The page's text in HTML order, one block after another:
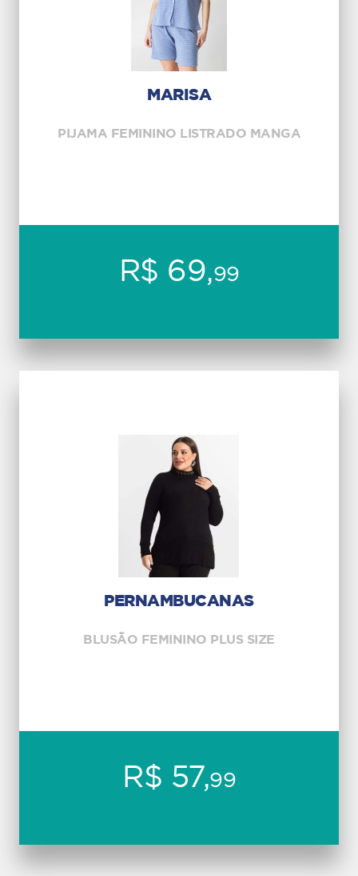
MARISA
PIJAMA FEMININO LISTRADO MANGA
R$ 69,99
PERNAMBUCANAS
BLUSÃO FEMININO PLUS SIZE
R$ 57,99